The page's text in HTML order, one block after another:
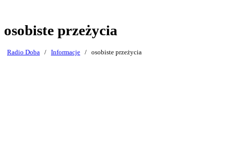
osobiste przeżycia
Radio Doba / Informacje / osobiste przeżycia